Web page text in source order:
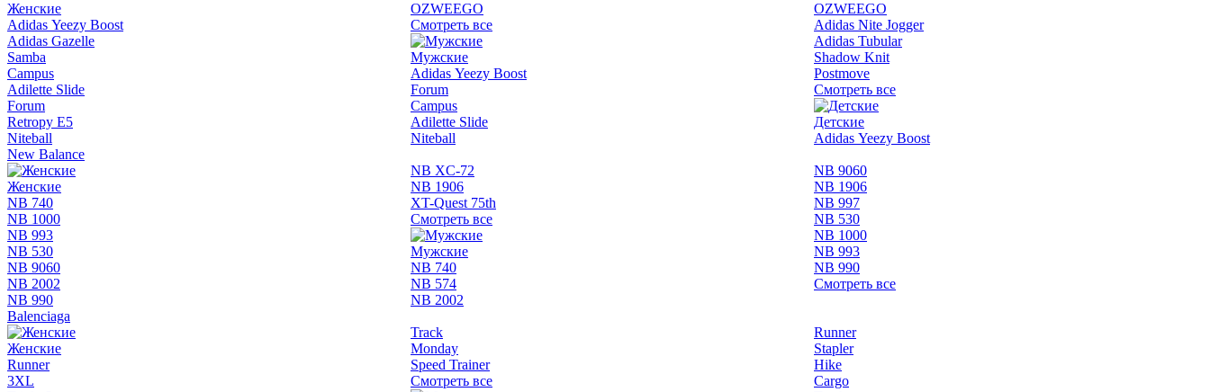
Женские
Adidas Yeezy Boost
Adidas Gazelle
Samba
Campus
Adilette Slide
Forum
Retropy E5
Niteball
OZWEEGO
Смотреть все
Мужские
Adidas Yeezy Boost
Forum
Campus
Adilette Slide
Niteball
OZWEEGO
Adidas Nite Jogger
Adidas Tubular
Shadow Knit
Postmove
Смотреть все
Детские
Adidas Yeezy Boost
New Balance
Женские
NB 740
NB 1000
NB 993
NB 530
NB 9060
NB 2002
NB 990
NB XC-72
NB 1906
XT-Quest 75th
Смотреть все
Мужские
NB 740
NB 574
NB 2002
NB 9060
NB 1906
NB 997
NB 530
NB 1000
NB 993
NB 990
Смотреть все
Balenciaga
Женские
Runner
3XL
Track
Monday
Speed Trainer
Смотреть все
Runner
Stapler
Hike
Cargo